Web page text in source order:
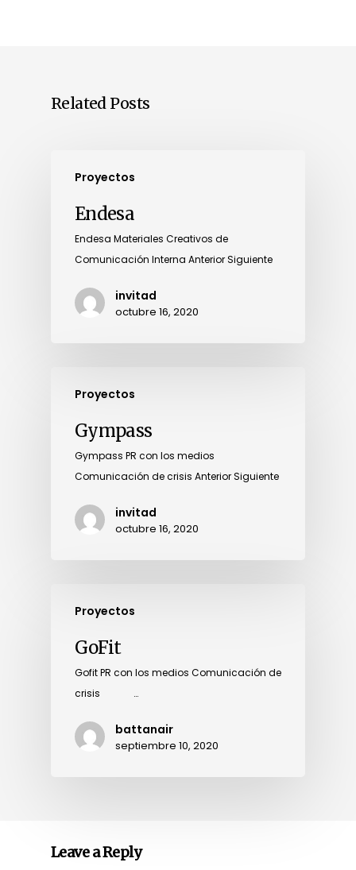
Related Posts
Proyectos
Endesa
Endesa Materiales Creativos de
Comunicación Interna Anterior Siguiente
invitad
octubre 16, 2020
Proyectos
Gympass
Gympass PR con los medios
Comunicación de crisis Anterior Siguiente
invitad
octubre 16, 2020
Proyectos
GoFit
Gofit PR con los medios Comunicación de
crisis …
battanair
septiembre 10, 2020
Leave a Reply